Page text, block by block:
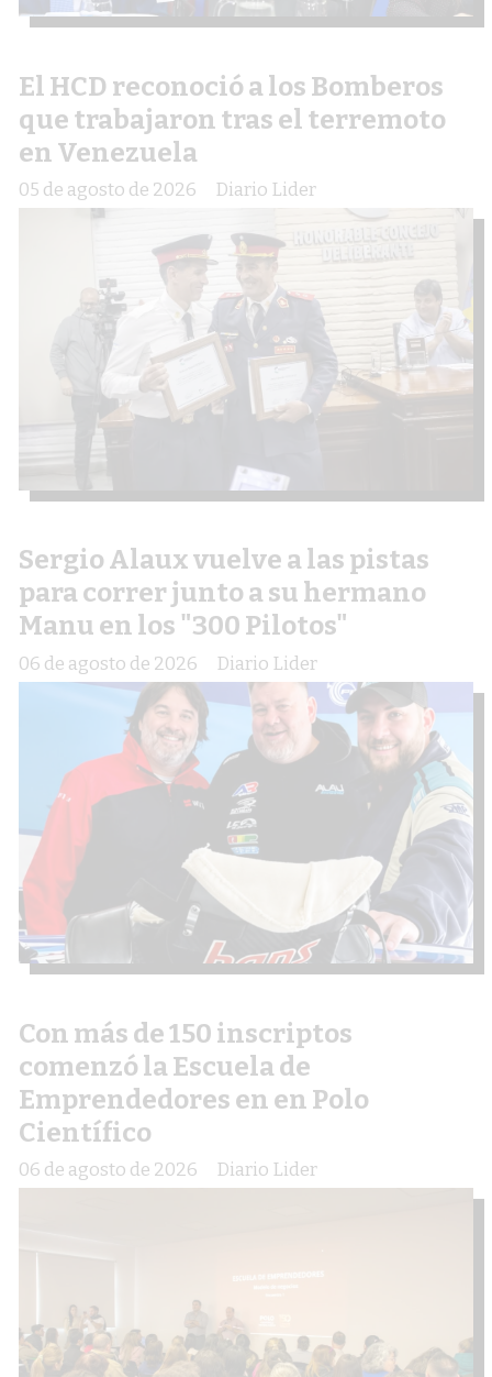
El HCD reconoció a los Bomberos
que trabajaron tras el terremoto
en Venezuela
Diario Lider
05 de agosto de 2026
Sergio Alaux vuelve a las pistas
para correr junto a su hermano
Manu en los "300 Pilotos"
Diario Lider
06 de agosto de 2026
Con más de 150 inscriptos
comenzó la Escuela de
Emprendedores en en Polo
Científico
Diario Lider
06 de agosto de 2026